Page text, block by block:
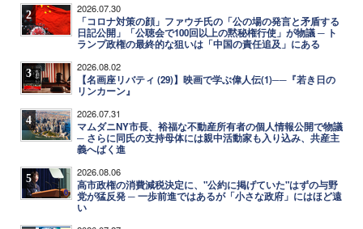
2 2026.07.30
「コロナ対策の顔」ファウチ氏の「公の場の発言と矛盾する
日記公開」「公聴会で100回以上の黙秘権行使」が物議 ─ ト
ランプ政権の最終的な狙いは「中国の責任追及」にある
3 2026.08.02
【名画座リバティ (29)】映画で学ぶ偉人伝(1)──『若き日の
リンカーン』
4 2026.07.31
マムダニNY市長、裕福な不動産所有者の個人情報公開で物議
─ さらに同氏の支持母体には親中活動家も入り込み、共産主
義へばく進
5 2026.08.06
高市政権の消費減税決定に、"公約に掲げていた"はずの与野
党が猛反発 ─ 一歩前進ではあるが「小さな政府」にはほど遠
い